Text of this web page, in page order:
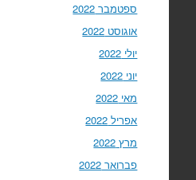
ספטמבר 2022
אוגוסט 2022
יולי 2022
יוני 2022
מאי 2022
אפריל 2022
מרץ 2022
פברואר 2022